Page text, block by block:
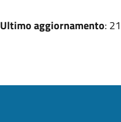
Ultimo aggiornamento: